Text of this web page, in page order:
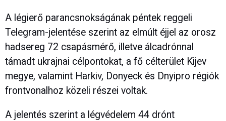
A légierő parancsnokságának péntek reggeli
Telegram-jelentése szerint az elmúlt éjjel az orosz
hadsereg 72 csapásmérő, illetve álcadrónnal
támadt ukrajnai célpontokat, a fő célterület Kijev
megye, valamint Harkiv, Donyeck és Dnyipro régiók
frontvonalhoz közeli részei voltak.
A jelentés szerint a légvédelem 44 drónt